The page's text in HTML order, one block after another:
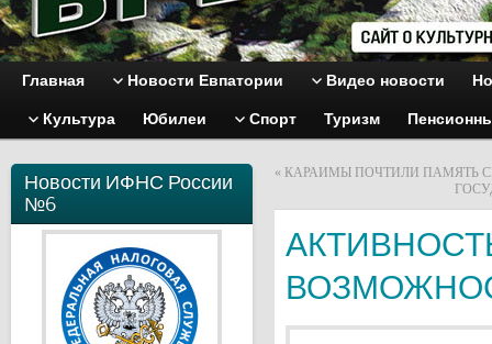
Главная Новости Евпатории Видео новости
Культура Юбилеи Спорт Туризм
Новости ИФНС России
№6
« КАРАИМЫ ПОЧТИЛИ ПАМЯТЬ